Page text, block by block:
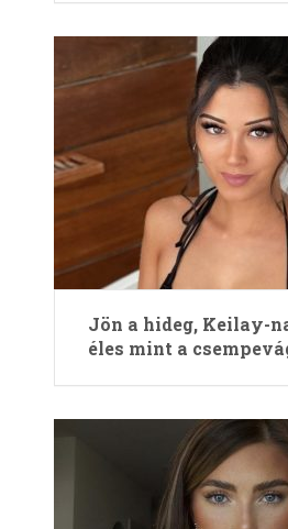
Jön a hideg, Keilay-
éles mint a